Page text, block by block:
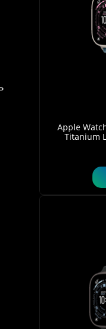
Apple
Titanium